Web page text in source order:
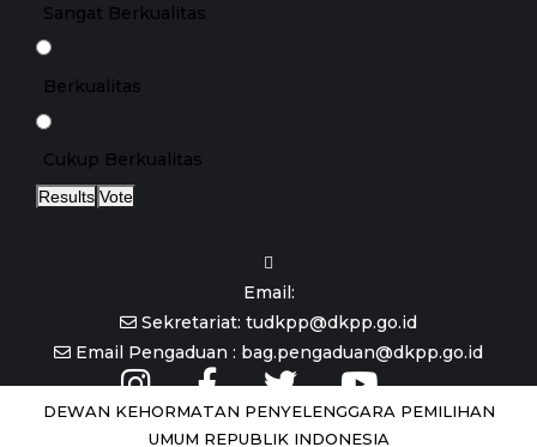
Sangat Berkualitas
Berkualitas
Cukup Berkualitas
Results Vote
Email:
Sekretariat: tudkpp@dkpp.go.id
Email Pengaduan : bag.pengaduan@dkpp.go.id
DEWAN KEHORMATAN PENYELENGGARA PEMILIHAN
UMUM REPUBLIK INDONESIA